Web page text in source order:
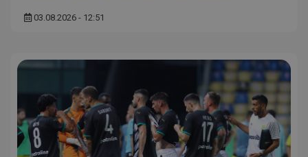
03.08.2026 - 12:51